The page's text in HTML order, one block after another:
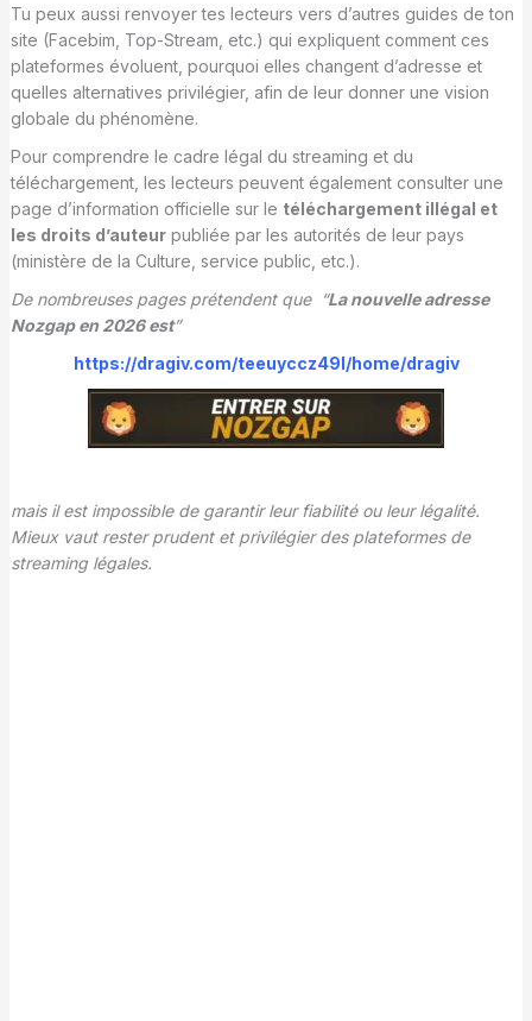
Tu peux aussi renvoyer tes lecteurs vers d’autres guides de ton
site (Facebim, Top-Stream, etc.) qui expliquent comment ces
plateformes évoluent, pourquoi elles changent d’adresse et
quelles alternatives privilégier, afin de leur donner une vision
globale du phénomène.
Pour comprendre le cadre légal du streaming et du
téléchargement, les lecteurs peuvent également consulter une
page d’information officielle sur le téléchargement illégal et
les droits d’auteurpubliée par les autorités de leur pays
(ministère de la Culture, service public, etc.).
De nombreuses pages prétendent que “La nouvelle adresse
Nozgap en 2026 est”
https://dragiv.com/teeuyccz49l/home/dragiv
mais il est impossible de garantir leur fiabilité ou leur légalité.
Mieux vaut rester prudent et privilégier des plateformes de
streaming légales.